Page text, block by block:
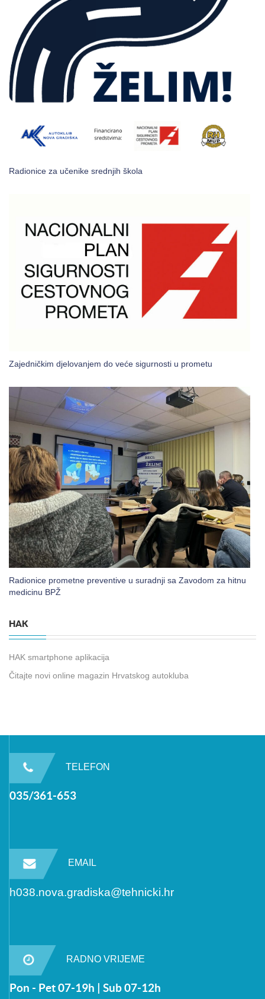
Radionice za učenike srednjih škola
Zajedničkim djelovanjem do veće sigurnosti u prometu
Radionice prometne preventive u suradnji sa Zavodom za hitnu
medicinu BPŽ
HAK
HAK smartphone aplikacija
Čitajte novi online magazin Hrvatskog autokluba
TELEFON
035/361-653
EMAIL
h038.nova.gradiska@tehnicki.hr
RADNO VRIJEME
Pon - Pet 07-19h | Sub 07-12h